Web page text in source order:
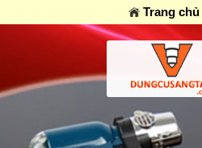
Trang chủ